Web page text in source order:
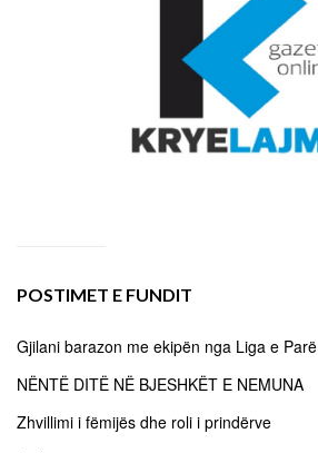
POSTIMET E FUNDIT
Gjilani barazon me ekipën nga Liga e Parë
NËNTË DITË NË BJESHKËT E NEMUNA
Zhvillimi i fëmijës dhe roli i prindërve